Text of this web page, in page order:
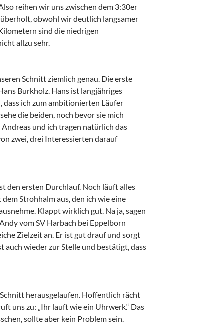
reihen wir uns zwischen dem 3:30er
obwohl wir deutlich langsamer
sind die niedrigen
allzu sehr.
Schnitt ziemlich genau. Die erste
Burkholz. Hans ist langjähriges
ich zum ambitionierten Läufer
die beiden, noch bevor sie mich
und ich tragen natürlich das
zwei, drei Interessierten darauf
den ersten Durchlauf. Noch läuft alles
Strohhalm aus, den ich wie eine
Klappt wirklich gut. Na ja, sagen
vom SV Harbach bei Eppelborn
Zielzeit an. Er ist gut drauf und sorgt
auch wieder zur Stelle und bestätigt, dass
herausgelaufen. Hoffentlich rächt
uns zu: „Ihr lauft wie ein Uhrwerk.“ Das
sollte aber kein Problem sein.